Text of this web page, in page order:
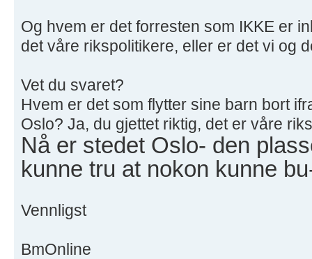
Og hvem er det forresten som IKKE er
det våre rikspolitikere, eller er det vi og
Vet du svaret?
Hvem er det som flytter sine barn bort
Oslo? Ja, du gjettet riktig, det er våre
Nå er stedet Oslo- den
kunne tru at nokon kunne
Vennligst
BmOnline